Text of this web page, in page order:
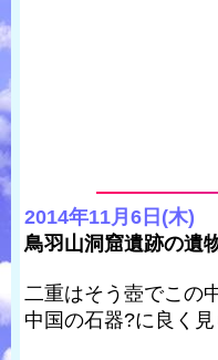
2014年11月6日(木)
鳥羽山洞窟遺跡の遺
二重はそう壺でこの
中国の石器?に良く見